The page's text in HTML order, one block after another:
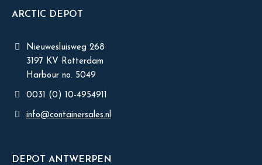
ARCTIC DEPOT
Nieuwesluisweg 268
3197 KV Rotterdam
Harbour no. 5049
0031 (0) 10-4954911
info@containersales.nl
DEPOT ANTWERPEN